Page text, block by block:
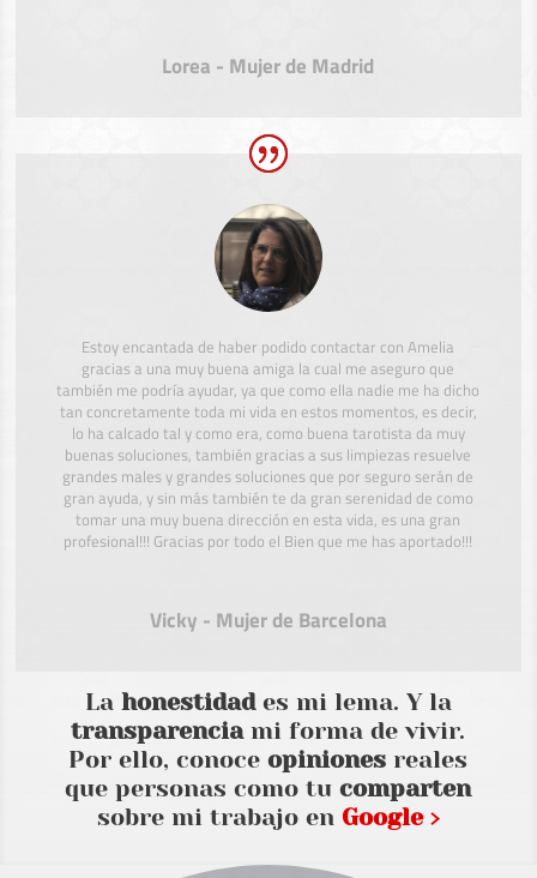
Lorea - Mujer de Madrid
Estoy encantada de haber podido contactar con Amelia
gracias a una muy buena amiga la cual me aseguro que
también me podría ayudar, ya que como ella nadie me ha dicho
tan concretamente toda mi vida en estos momentos, es decir,
lo ha calcado tal y como era, como buena tarotista da muy
buenas soluciones, también gracias a sus limpiezas resuelve
grandes males y grandes soluciones que por seguro serán de
gran ayuda, y sin más también te da gran serenidad de como
tomar una muy buena dirección en esta vida, es una gran
profesional!!! Gracias por todo el Bien que me has aportado!!!
Vicky - Mujer de Barcelona
La honestidades mi lema. Y la
transparenciami forma de vivir.
Por ello, conoceopiniones reales
que personas como tucomparten
sobre mi trabajo en Google ›